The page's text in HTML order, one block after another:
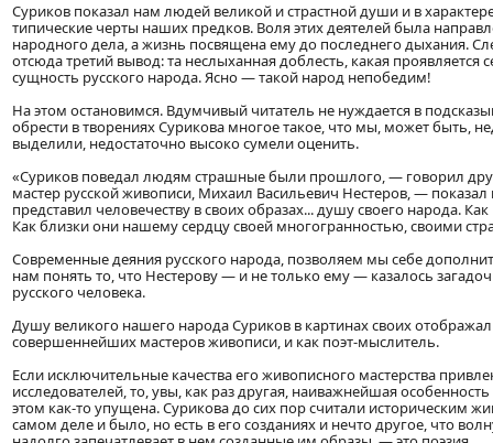
Суриков показал нам людей великой и страстной души и в
типические черты наших предков. Воля этих деятелей была
народного дела, а жизнь посвящена ему до последнего дыхания.
отсюда третий вывод: та неслыханная доблесть, какая проявляется
сущность русского народа. Ясно — такой народ непобедим!
На этом остановимся. Вдумчивый читатель не нуждается в
обрести в творениях Сурикова многое такое, что мы, может быть,
выделили, недостаточно высоко сумели оценить.
«Суриков поведал людям страшные были прошлого, — говорил
мастер русской живописи, Михаил Васильевич Нестеров, —
представил человечеству в своих образах... душу своего народа.
Как близки они нашему сердцу своей многогранностью, своими
Современные деяния русского народа, позволяем мы себе
нам понять то, что Нестерову — и не только ему — казалось
русского человека.
Душу великого нашего народа Суриков в картинах своих
совершеннейших мастеров живописи, и как поэт-мыслитель.
Если исключительные качества его живописного мастерства
исследователей, то, увы, как раз другая, наиважнейшая
этом как-то упущена. Сурикова до сих пор считали историческим
самом деле и было, но есть в его созданиях и нечто другое, что